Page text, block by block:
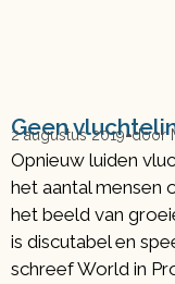
Geen
2 augustus 2019 door
Opnieuw luiden
het aantal mensen
het beeld van
is discutabel en
schreef World in